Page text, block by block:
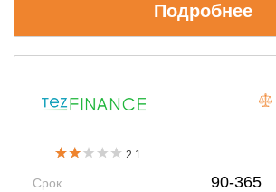
Подробнее
2.1
Срок 90-365